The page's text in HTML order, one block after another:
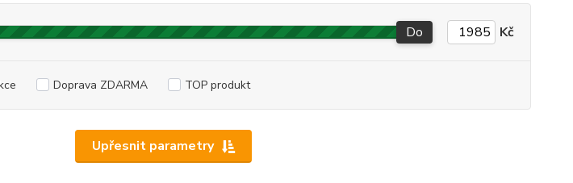
Upřesnit parametry
Do Kč
Doprava ZDARMA TOP produkt